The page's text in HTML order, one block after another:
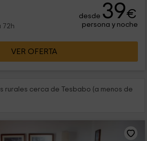
72h
desde 39€
persona y noche
VER OFERTA
rurales cerca de Tesbabo (a menos de